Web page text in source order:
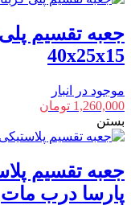
جعبه تقسیم پلی
40x25x15
موجود در انبار
1,260,000 تومان
بستن
پارسا درب مات